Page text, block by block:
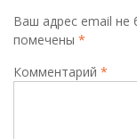
Ваш адрес email не
помечены *
Комментарий *